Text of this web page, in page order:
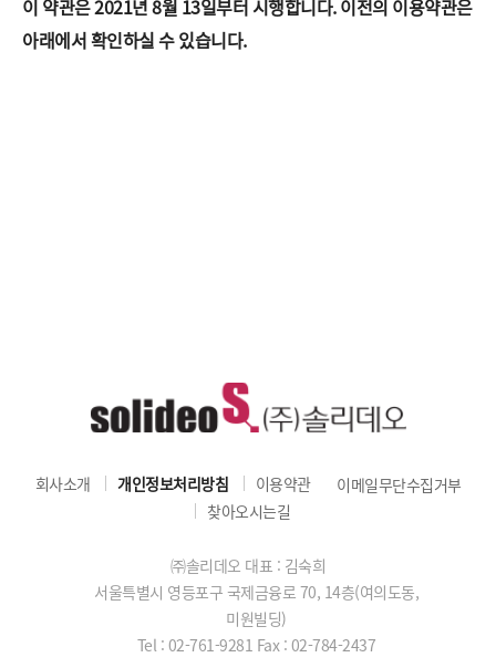
이 약관은 2021년 8월 13일부터 시행합니다.이전의 이용약관은
아래에서 확인하실 수 있습니다.
회사소개 개인정보처리방침 이용약관
이메일무단수집거부
찾아오시는길
㈜솔리데오 대표 : 김숙희
서울특별시 영등포구 국제금융로 70, 14층(여의도동,
미원빌딩)
Tel : 02-761-9281 Fax : 02-784-2437